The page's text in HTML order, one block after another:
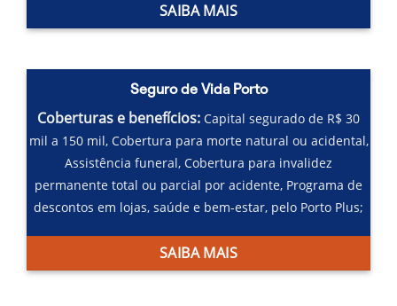
SAIBA MAIS
Seguro de Vida Porto
Coberturas e benefícios: Capital segurado de R$ 30
mil a 150 mil, Cobertura para morte natural ou acidental,
Assistência funeral,Cobertura para invalidez
permanente total ou parcial por acidente, Programa de
descontos em lojas, saúde e bem-estar, pelo Porto Plus;
SAIBA MAIS